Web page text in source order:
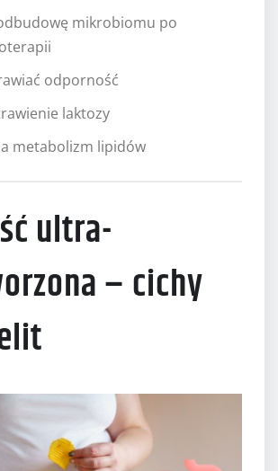
mikrobiomu po
odporność
laktozy
metabolizm lipidów
ultra-
– cichy